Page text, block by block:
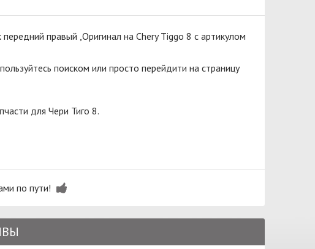
правый ,Оригинал на Chery Tiggo 8 с артикулом
поиском или просто перейдити на страницу
для Чери Тиго 8.
по пути!